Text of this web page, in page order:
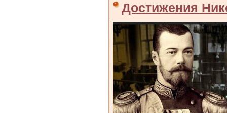
Достижения